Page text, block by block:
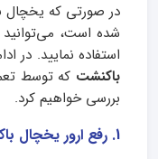
در صورتی که یخچال
شده است، می‌توانید
استفاده نمایید. در
باکنشت که توسط
بررسی خواهیم کرد.
1. رفع ارور یخچال باکنشت